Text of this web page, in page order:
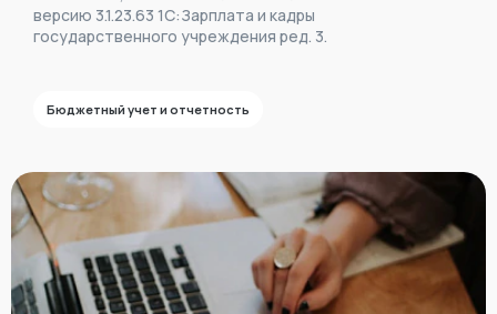
версию 3.1.23.63 1С:Зарплата и кадры
государственного учреждения ред. 3.
Бюджетный учет и отчетность